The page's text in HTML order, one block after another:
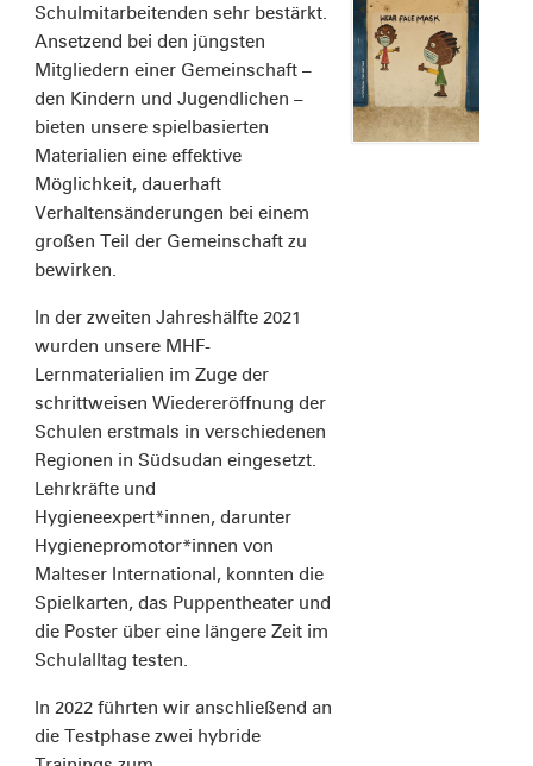
Schulmitarbeitenden sehr bestärkt.
Ansetzend bei den jüngsten
Mitgliedern einer Gemeinschaft –
den Kindern und Jugendlichen –
bieten unsere spielbasierten
Materialien eine effektive
Möglichkeit, dauerhaft
Verhaltensänderungen bei einem
großen Teil der Gemeinschaft zu
bewirken.
In der zweiten Jahreshälfte 2021
wurden unsere MHF-
Lernmaterialien im Zuge der
schrittweisen Wiedereröffnung der
Schulen erstmals in verschiedenen
Regionen in Südsudan eingesetzt.
Lehrkräfte und
Hygieneexpert*innen, darunter
Hygienepromotor*innen von
Malteser International, konnten die
Spielkarten, das Puppentheater und
die Poster über eine längere Zeit im
Schulalltag testen.
In 2022 führten wir anschließend an
die Testphase zwei hybride